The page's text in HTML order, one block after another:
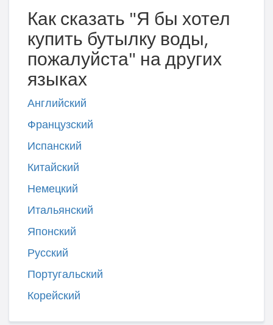
Как сказать "Я бы хотел
купить бутылку воды,
пожалуйста" на других
языках
Английский
Французский
Испанский
Китайский
Немецкий
Итальянский
Японский
Русский
Португальский
Корейский